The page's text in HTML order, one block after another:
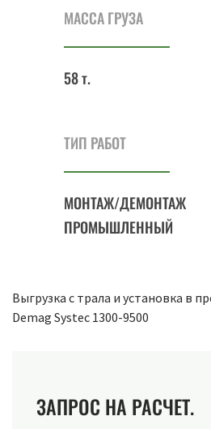
МАССА ГРУЗА
58 т.
ТИП РАБОТ
МОНТАЖ/ДЕМОНТАЖ
ПРОМЫШЛЕННЫЙ
Выгрузка с трала и установка в
Demag Systeс 1300-9500
ЗАПРОС НА РАСЧЕТ.